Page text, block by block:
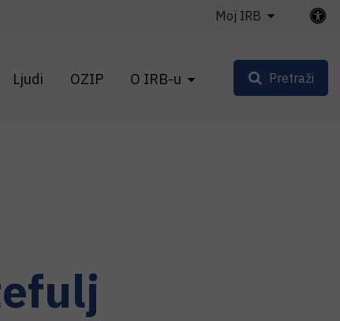
Ljudi OZIP O IRB-u
Moj IRB
Pretraži